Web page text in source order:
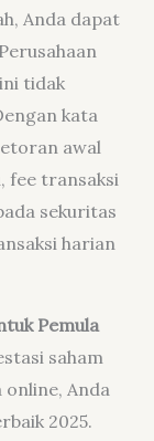
Anda dapat
tidak
kata
awal
fee transaksi
sekuritas
harian
Pemula
saham
online, Anda
2025.